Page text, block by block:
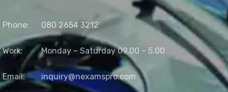
Phone: 080 2654 3212
Work: Monday – Saturday 09.00 – 5.00
Email: inquiry@nexamspro.com